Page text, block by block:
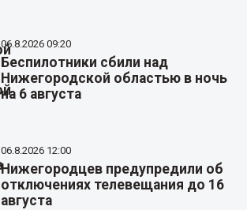
06.8.2026 09:20
Беспилотники сбили над
Нижегородской областью в ночь
на 6 августа
06.8.2026 12:00
Нижегородцев предупредили об
отключениях телевещания до 16
августа